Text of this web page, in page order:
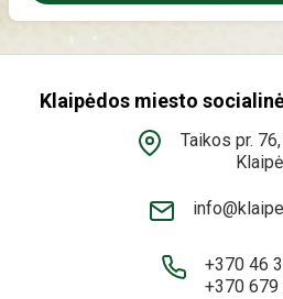
Klaipėdos miesto
Taikos pr.
+370 46
+370